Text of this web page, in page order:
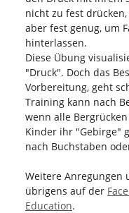
nicht zu fest
aber fest genug, um
hinterlassen.
Diese Übung
"Druck". Doch das
Vorbereitung, geht
Training kann nach
wenn alle
Kinder ihr "Gebirge"
nach Buchstaben
Weitere Anregungen
übrigens auf der
Education.